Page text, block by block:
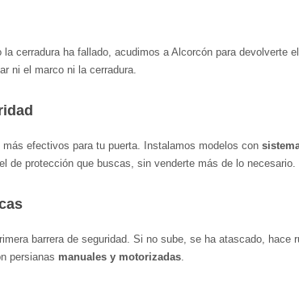
cerradura ha fallado, acudimos a Alcorcón para devolverte
ni el marco ni la cerradura.
efectivos para tu puerta. Instalamos modelos con
de protección que buscas, sin venderte más de lo necesario.
barrera de seguridad. Si no sube, se ha atascado, hace
persianas manuales y motorizadas.